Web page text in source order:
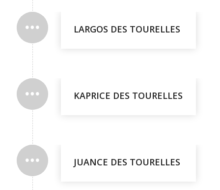
LARGOS DES TOURELLES
KAPRICE DES TOURELLES
JUANCE DES TOURELLES